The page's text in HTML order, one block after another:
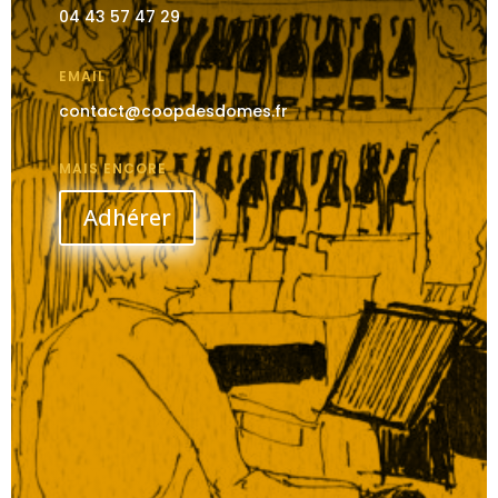
04 43 57 47 29
EMAIL
contact@coopdesdomes.fr
MAIS ENCORE
Adhérer